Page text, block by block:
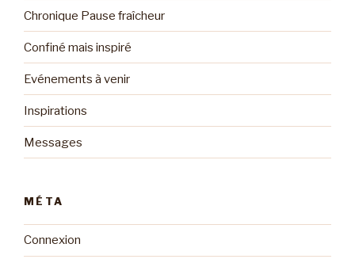
Chronique Pause fraîcheur
Confiné mais inspiré
Evénements à venir
Inspirations
Messages
MÉTA
Connexion